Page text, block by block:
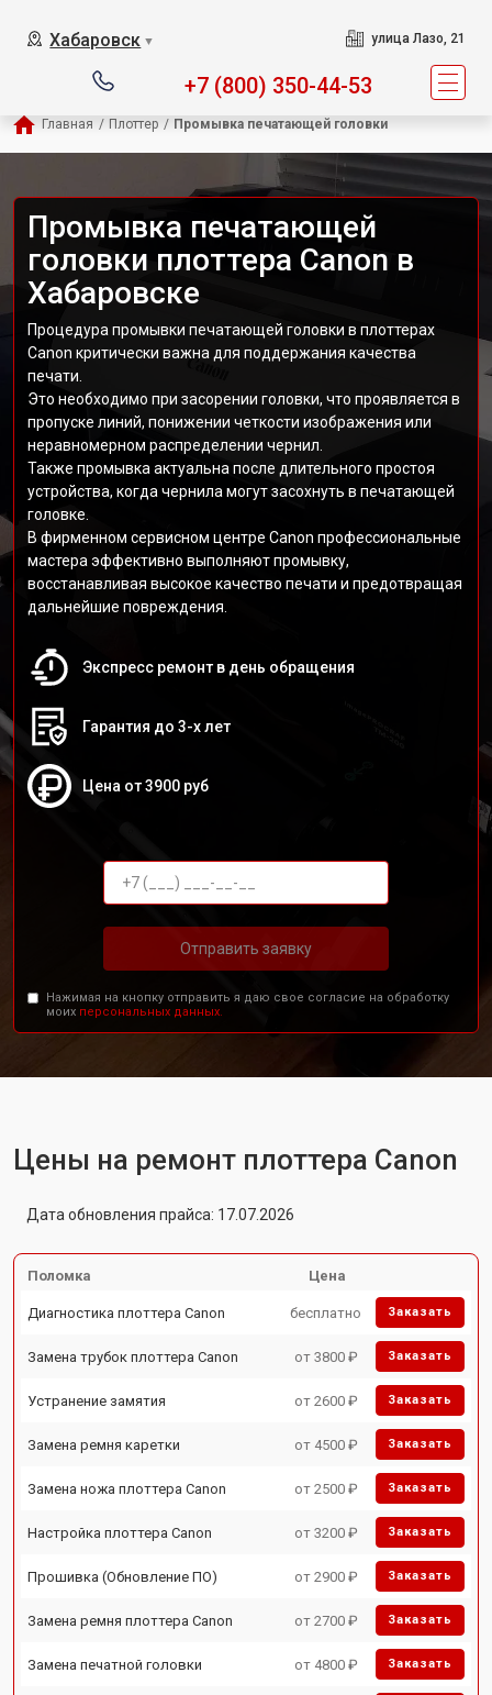
Хабаровск ▼ улица Лазо, 21
+7 (800) 350-44-53
Главная / Плоттер / Промывка печатающей головки
Промывка печатающей
головки плоттера Canon в
Хабаровске
Процедура промывки печатающей головки в плоттерах
Canon критически важна для поддержания качества
печати.
Это необходимо при засорении головки, что проявляется в
пропуске линий, понижении четкости изображения или
неравномерном распределении чернил.
Также промывка актуальна после длительного простоя
устройства, когда чернила могут засохнуть в печатающей
головке.
В фирменном сервисном центре Canon профессиональные
мастера эффективно выполняют промывку,
восстанавливая высокое качество печати и предотвращая
дальнейшие повреждения.
Экспресс ремонт в день обращения
Гарантия до 3-х лет
Цена от 3900 руб
Отправить заявку
Нажимая на кнопку отправить я даю свое согласие на обработку
моих персональных данных.
Цены на ремонт плоттера Canon
Дата обновления прайса: 17.07.2026
Поломка Цена
Диагностика плоттера Canon бесплатно Заказать
Замена трубок плоттера Canon от 3800 ₽ Заказать
Устранение замятия от 2600 ₽ Заказать
Замена ремня каретки от 4500 ₽ Заказать
Замена ножа плоттера Canon от 2500 ₽ Заказать
Настройка плоттера Canon от 3200 ₽ Заказать
Прошивка (Обновление ПО) от 2900 ₽ Заказать
Замена ремня плоттера Canon от 2700 ₽ Заказать
Замена печатной головки от 4800 ₽ Заказать